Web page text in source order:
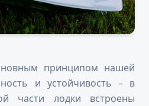
принципом нашей
и устойчивость – в
части лодки встроены